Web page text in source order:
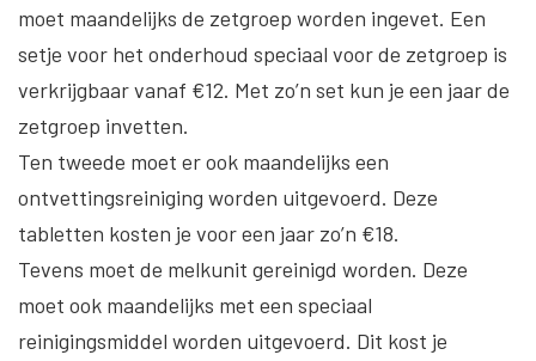
moet maandelijks de zetgroep worden ingevet. Een
setje voor het onderhoud speciaal voor de zetgroep is
verkrijgbaar vanaf €12. Met zo’n set kun je een jaar de
zetgroep invetten.
Ten tweede moet er ook maandelijks een
ontvettingsreiniging worden uitgevoerd. Deze
tabletten kosten je voor een jaar zo’n €18.
Tevens moet de melkunit gereinigd worden. Deze
moet ook maandelijks met een speciaal
reinigingsmiddel worden uitgevoerd. Dit kost je